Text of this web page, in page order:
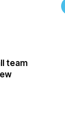
team